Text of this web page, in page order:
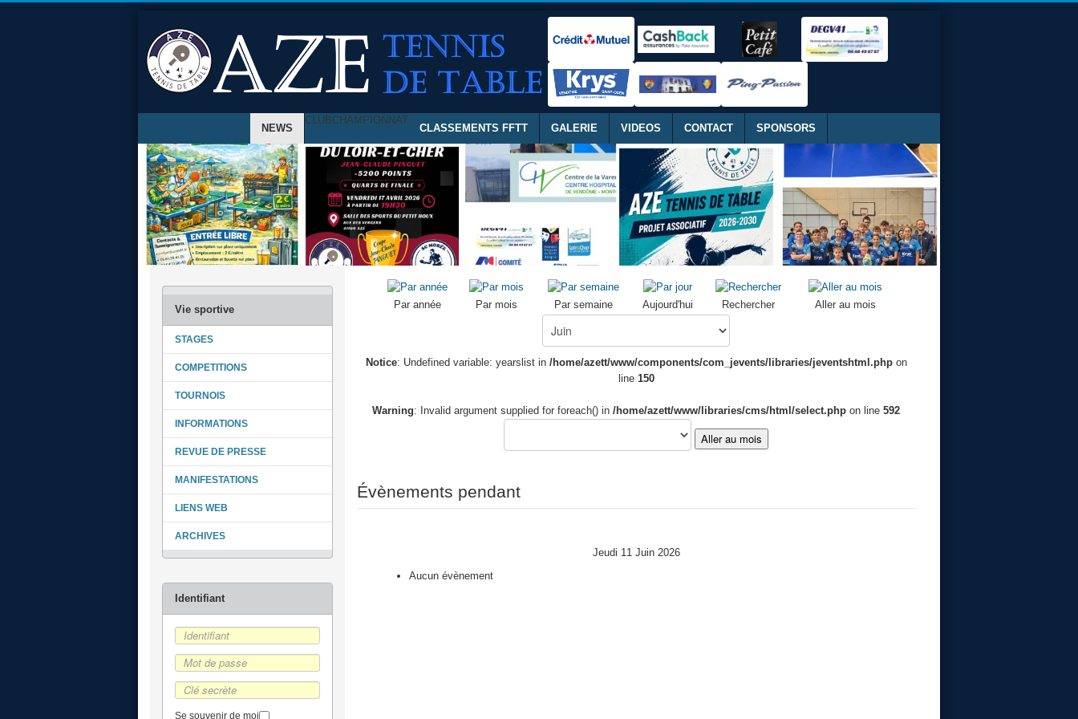
NEWS
CLUBCHAMPIONNAT
CLASSEMENTS FFTT GALERIE VIDEOS CONTACT SPONSORS
Se souvenir de moi
STAGES
COMPETITIONS
TOURNOIS
INFORMATIONS
REVUE DE PRESSE
MANIFESTATIONS
LIENS WEB
ARCHIVES
Par année Par mois Par semaine Aujourd'hui Rechercher Aller au mois
Notice: Undefined variable: yearslist in /home/azett/www/components/com_jevents/libraries/jeventshtml.phpon
line 150
Warning: Invalid argument supplied for foreach() in/home/azett/www/libraries/cms/html/select.php on line592
Aller au mois
Évènements pendant
Jeudi 11 Juin 2026
Aucun évènement